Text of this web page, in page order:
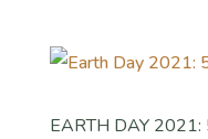
EARTH DAY 2021: